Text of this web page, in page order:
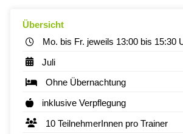
Übersicht
Mo. bis Fr. jeweils 13:00 bis 15:30
Juli
Ohne Übernachtung
inklusive Verpflegung
10 TeilnehmerInnen pro Trainer